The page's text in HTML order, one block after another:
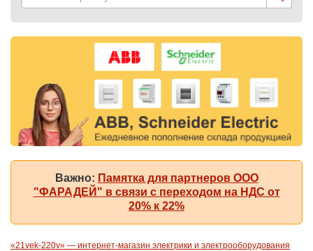
Важно: Памятка для партнеров ООО
"ФАРАДЕЙ" в связи с переходом на НДС от
20% к 22%
«21vek-220v» — интернет-магазин электрики и электрооборудования